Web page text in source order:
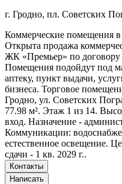
г. Гродно, пл. Советских
Коммерческие помещения
Открыта продажа
ЖК «Премьер» по договору
Помещения подойдут под
аптеку, пункт выдачи,
бизнеса. Торговое
Гродно, ул. Советских
77.98 м². Этаж 1 из 14.
вход. Назначение -
Коммуникации:
естественное освещение.
сдачи - 1 кв. 2029 г..
Контакты
Написать